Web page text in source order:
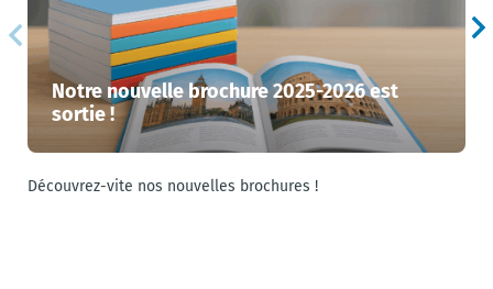
Notre nouvelle brochure 2025-2026 est
sortie !
Découvrez-vite nos nouvelles brochures !